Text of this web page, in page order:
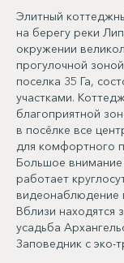
Элитный
на берегу реки
окружении
прогулочной
поселка 35 Га,
участками.
благоприятной
в посёлке все
для комфортного
Большое внимание
работает
видеонаблюдение
Вблизи находятся
усадьба
Заповедник с эко-